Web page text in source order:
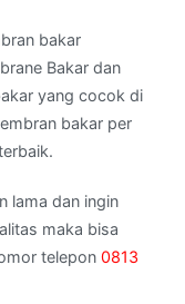
bakar
Bakar dan
yang cocok di
bakar per
lama dan ingin
maka bisa
telepon 0813